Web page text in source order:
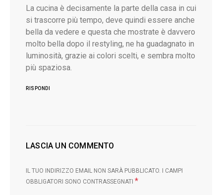
La cucina è decisamente la parte della casa in cui
si trascorre più tempo, deve quindi essere anche
bella da vedere e questa che mostrate è davvero
molto bella dopo il restyling, ne ha guadagnato in
luminosità, grazie ai colori scelti, e sembra molto
più spaziosa.
RISPONDI
LASCIA UN COMMENTO
IL TUO INDIRIZZO EMAIL NON SARÀ PUBBLICATO.
I CAMPI
OBBLIGATORI SONO CONTRASSEGNATI *